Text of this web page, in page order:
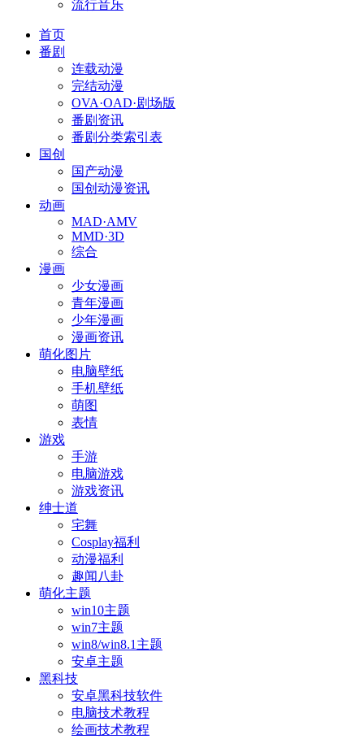
流行音乐
首页
番剧
连载动漫
完结动漫
OVA·OAD·剧场版
番剧资讯
番剧分类索引表
国创
国产动漫
国创动漫资讯
动画
MAD·AMV
MMD·3D
综合
漫画
少女漫画
青年漫画
少年漫画
漫画资讯
萌化图片
电脑壁纸
手机壁纸
萌图
表情
游戏
手游
电脑游戏
游戏资讯
绅士道
宅舞
Cosplay福利
动漫福利
趣闻八卦
萌化主题
win10主题
win7主题
win8/win8.1主题
安卓主题
黑科技
安卓黑科技软件
电脑技术教程
绘画技术教程